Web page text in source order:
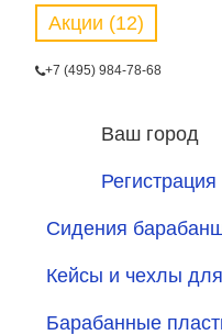
Акции (12)
+7 (495) 984-78-68
Ваш город
Регистрация
Сидения
Кейсы и чехлы
Барабанные